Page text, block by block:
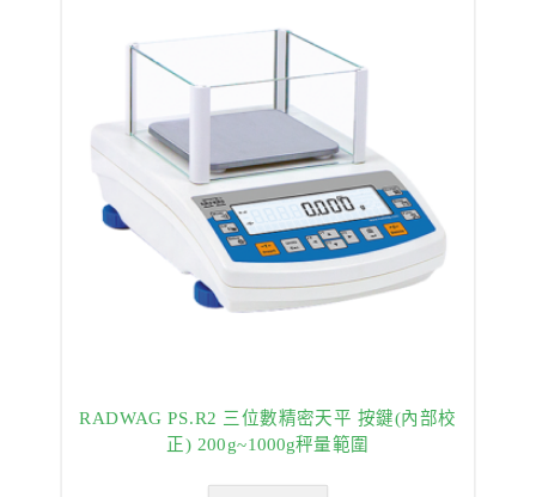
RADWAG PS.R2 三位數精密天平 按鍵(內部校
正) 200g~1000g秤量範圍